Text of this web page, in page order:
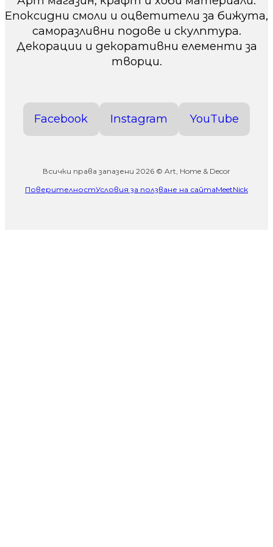
Епоксидни смоли и оцветители за бижута,
саморазливни подове и скулптура.
Декорации и декоративни елементи за
творци.
Facebook Instagram YouTube
Всички права запазени 2026 © Art, Home & Decor
ПоверителностУсловия за ползване на сайтаMeetNick